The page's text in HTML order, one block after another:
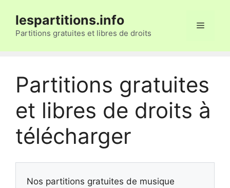
contenu
lespartitions.info
Partitions gratuites et libres de droits
Menu
Partitions gratuites
et libres de droits à
télécharger
Nos partitions gratuites de musique